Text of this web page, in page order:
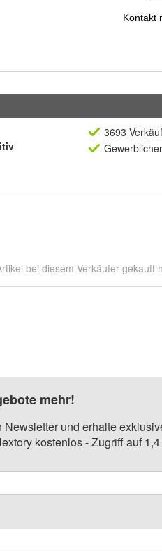
3693
Gewerblich
bei diesem Verkäufer gekauft
mehr!
und erhalte
kostenlos - Zugriff auf